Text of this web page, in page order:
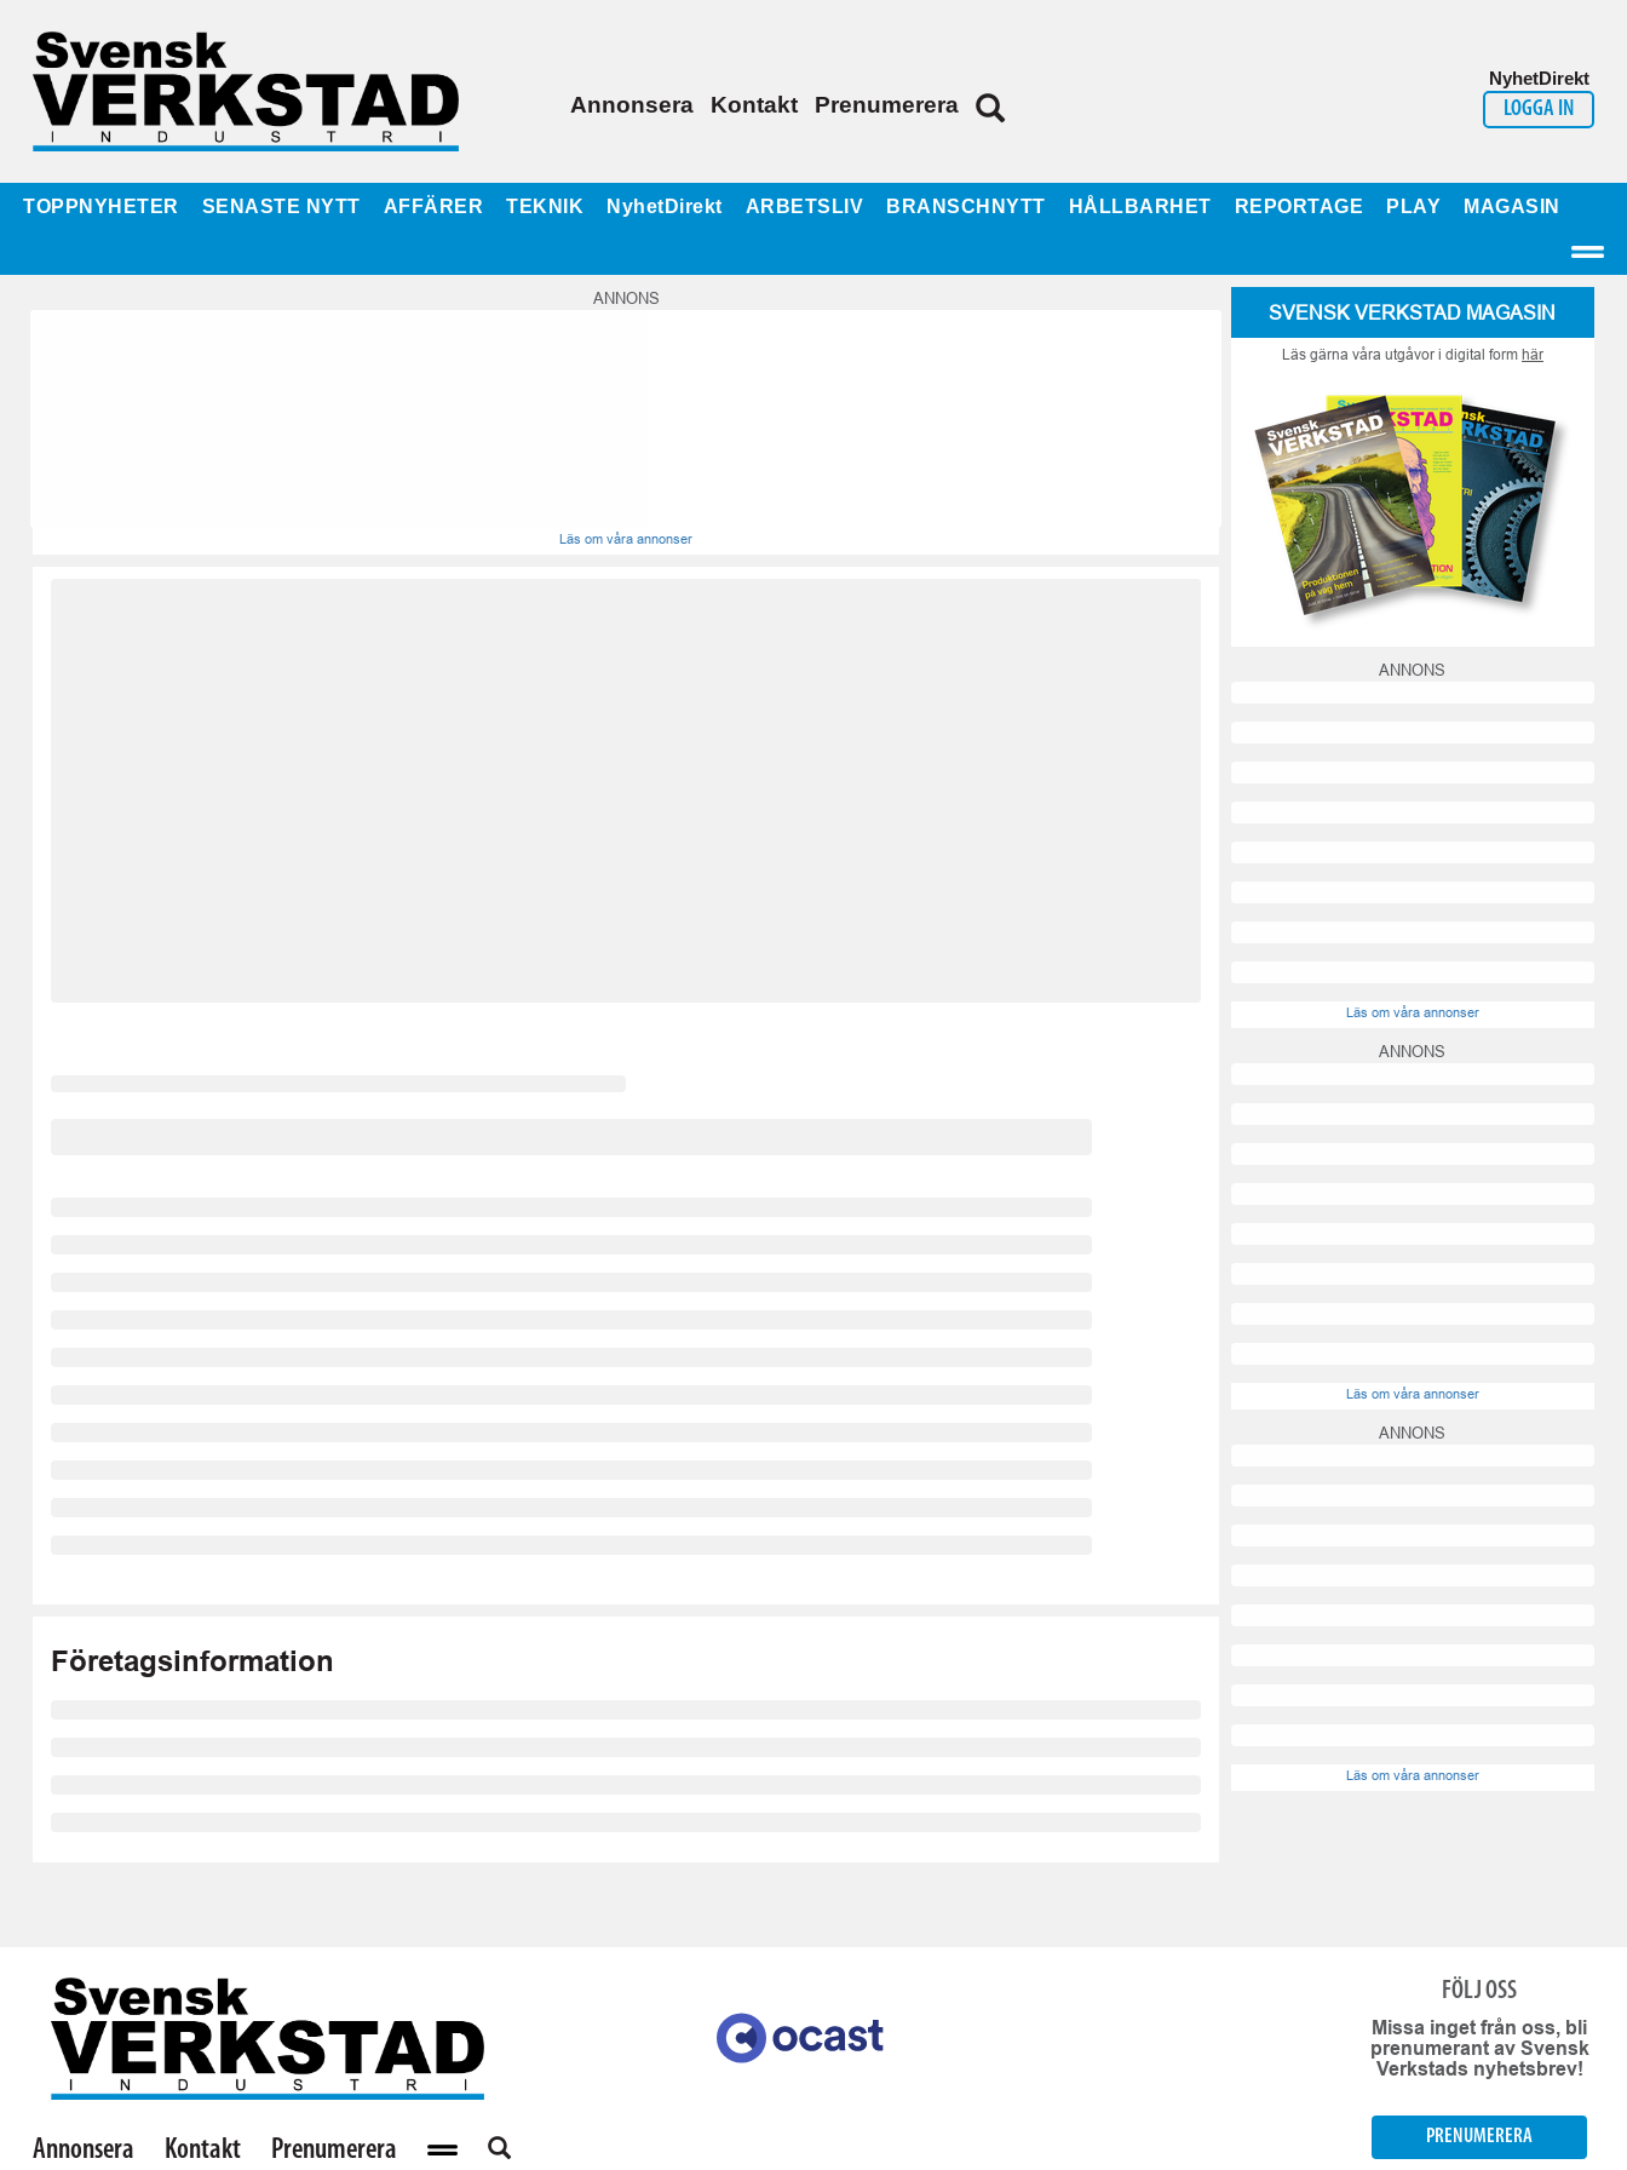
Annonsera Kontakt Prenumerera
NyhetDirekt
LOGGA IN
TOPPNYHETER SENASTE NYTT AFFÄRER TEKNIK NyhetDirekt ARBETSLIV BRANSCHNYTT HÅLLBARHET REPORTAGE PLAY MAGASIN
ANNONS
Läs om våra annonser
Företagsinformation
SVENSK VERKSTAD MAGASIN
Läs gärna våra utgåvor i digital form här
ANNONS
Läs om våra annonser
ANNONS
Läs om våra annonser
ANNONS
Läs om våra annonser
Annonsera Kontakt Prenumerera
FÖLJ OSS
Missa inget från oss, bli
prenumerant av Svensk
Verkstads nyhetsbrev!
PRENUMERERA